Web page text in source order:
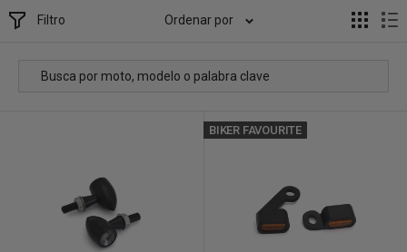
Filtro Ordenar por
BIKER FAVOURITE